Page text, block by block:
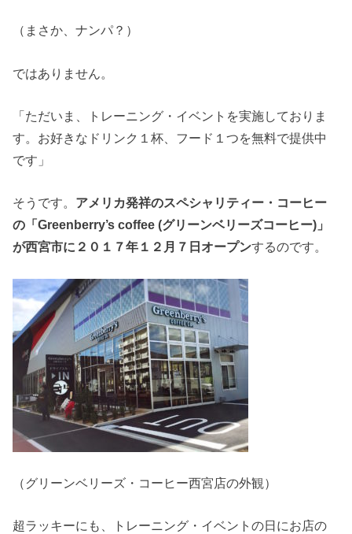
（まさか、ナンパ？）
ではありません。
「ただいま、トレーニング・イベントを実施しておりま
す。お好きなドリンク１杯、フード１つを無料で提供中
です」
そうです。 アメリカ発祥のスペシャリティー・コーヒー
の「Greenberry’s coffee (グリーンベリーズコーヒー)」
が西宮市に２０１７年１２月７日オープンするのです。
（グリーンベリーズ・コーヒー西宮店の外観）
超ラッキーにも、トレーニング・イベントの日にお店の